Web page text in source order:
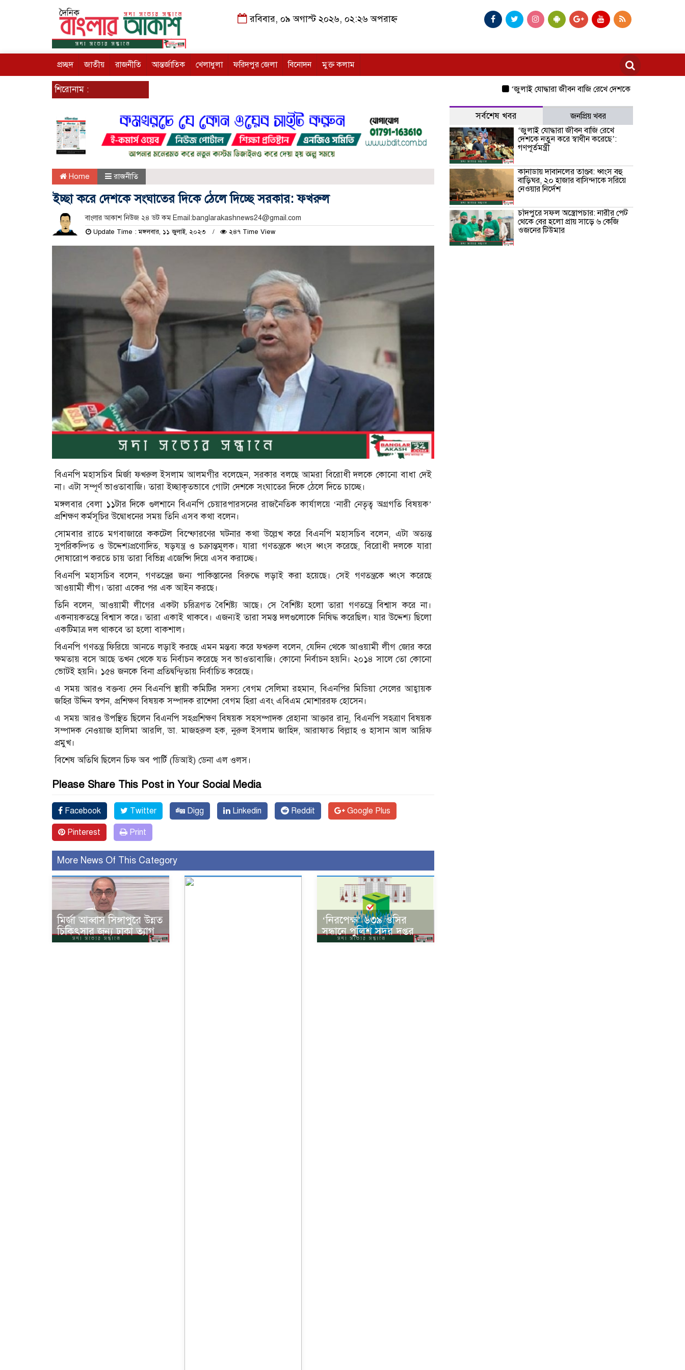
রবিবার, ০৯ অগাস্ট ২০২৬, ০২:২৬ অপরাহ্ন
প্রচ্ছদ জাতীয় রাজনীতি আন্তর্জাতিক খেলাধুলা ফরিদপুর জেলা বিনোদন মুক্ত কলাম
শিরোনাম : ‘জুলাই যোদ্ধারা জীবন বাজি রেখে দেশকে নতুন করে স্বাধীন করেছে’:
Home রাজনীতি
ইচ্ছা করে দেশকে সংঘাতের দিকে ঠেলে দিচ্ছে সরকার: ফখরুল
বাংলার আকাশ নিউজ ২৪ ডট কম Email:banglarakashnews24@gmail.com
Update Time : মঙ্গলবার, ১১ জুলাই, ২০২৩ ২৪৭ Time View
বিএনপি মহাসচিব মির্জা ফখরুল ইসলাম আলমগীর বলেছেন, সরকার বলছে আমরা বিরোধী দলকে কোনো বাধা দেই
না। এটা সম্পূর্ণ ভাওতাবাজি। তারা ইচ্ছাকৃতভাবে গোটা দেশকে সংঘাতের দিকে ঠেলে দিতে চাচ্ছে।
মঙ্গলবার বেলা ১১টার দিকে গুলশানে বিএনপি চেয়ারপারসনের রাজনৈতিক কার্যালয়ে ‘নারী নেতৃত্ব অগ্রগতি বিষয়ক’
প্রশিক্ষণ কর্মসূচির উদ্বোধনের সময় তিনি এসব কথা বলেন।
সোমবার রাতে মগবাজারে ককটেল বিস্ফোরণের ঘটনার কথা উল্লেখ করে বিএনপি মহাসচিব বলেন, এটা অত্যন্ত
সুপরিকল্পিত ও উদ্দেশ্যপ্রণোদিত, ষড়যন্ত্র ও চক্রান্তমূলক। যারা গণতন্ত্রকে ধ্বংস ধ্বংস করেছে, বিরোধী দলকে যারা
দোষারোপ করতে চায় তারা বিভিন্ন এজেন্সি দিয়ে এসব করাচ্ছে।
বিএনপি মহাসচিব বলেন, গণতন্ত্রের জন্য পাকিস্তানের বিরুদ্ধে লড়াই করা হয়েছে। সেই গণতন্ত্রকে ধ্বংস করেছে
আওয়ামী লীগ। তারা একের পর এক আইন করছে।
তিনি বলেন, আওয়ামী লীগের একটা চরিত্রগত বৈশিষ্ট্য আছে। সে বৈশিষ্ট্য হলো তারা গণতন্ত্রে বিশ্বাস করে না।
একনায়কতন্ত্রে বিশ্বাস করে। তারা একাই থাকবে। এজন্যই তারা সমস্ত দলগুলোকে নিষিদ্ধ করেছিল। যার উদ্দেশ্য ছিলো
একটিমাত্র দল থাকবে তা হলো বাকশাল।
বিএনপি গণতন্ত্র ফিরিয়ে আনতে লড়াই করছে এমন মন্তব্য করে ফখরুল বলেন, যেদিন থেকে আওয়ামী লীগ জোর করে
ক্ষমতায় বসে আছে তখন থেকে যত নির্বাচন করেছে সব ভাওতাবাজি। কোনো নির্বাচন হয়নি। ২০১৪ সালে তো কোনো
ভোটই হয়নি। ১৫৪ জনকে বিনা প্রতিদ্বন্দ্বিতায় নির্বাচিত করেছে।
এ সময় আরও বক্তব্য দেন বিএনপি স্থায়ী কমিটির সদস্য বেগম সেলিমা রহমান, বিএনপির মিডিয়া সেলের আহ্বায়ক
জহির উদ্দিন স্বপন, প্রশিক্ষণ বিষয়ক সম্পাদক রাশেদা বেগম হিরা এবং এবিএম মোশাররফ হোসেন।
এ সময় আরও উপস্থিত ছিলেন বিএনপি সহপ্রশিক্ষণ বিষয়ক সহসম্পাদক রেহানা আক্তার রানু, বিএনপি সহত্রাণ বিষয়ক
সম্পাদক নেওয়াজ হালিমা আরলি, ডা. মাজহরুল হক, নুরুল ইসলাম জাহিদ, আরাফাত বিল্লাহ ও হাসান আল আরিফ
প্রমুখ।
বিশেষ অতিথি ছিলেন চিফ অব পার্টি (ডিআই) ডেনা এল ওলস।
Please Share This Post in Your Social Media
Facebook Twitter Digg Linkedin Reddit Google Plus
Pinterest Print
More News Of This Category
মির্জা আব্বাস সিঙ্গাপুরে উন্নত
চিকিৎসার জন্য ঢাকা ত্যাগ
‘নিরপেক্ষ’ ৬৩৯ ওসির
সন্ধানে পুলিশ সদর দপ্তর
সর্বশেষ খবর
জনপ্রিয় খবর
‘জুলাই যোদ্ধারা জীবন বাজি রেখে
দেশকে নতুন করে স্বাধীন করেছে’:
গণপূর্তমন্ত্রী
কানাডায় দাবানলের তাণ্ডব: ধ্বংস বহু
বাড়িঘর, ২০ হাজার বাসিন্দাকে সরিয়ে
নেওয়ার নির্দেশ
চাঁদপুরে সফল অস্ত্রোপচার: নারীর পেট
থেকে বের হলো প্রায় সাড়ে ৬ কেজি
ওজনের টিউমার